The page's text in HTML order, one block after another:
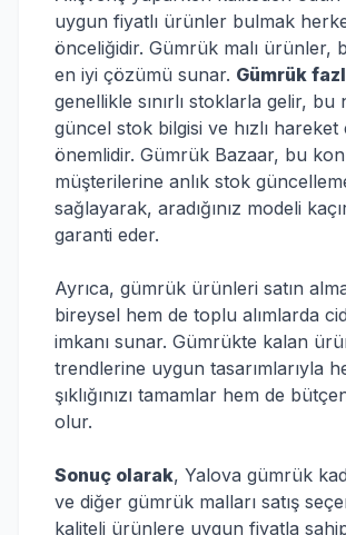
uygun fiyatlı ürünler bulmak
önceliğidir. Gümrük malı ürünler,
en iyi çözümü sunar. Gümrük
genellikle sınırlı stoklarla gelir, bu
güncel stok bilgisi ve hızlı hareket
önemlidir. Gümrük Bazaar, bu
müşterilerine anlık stok
sağlayarak, aradığınız modeli
garanti eder.
Ayrıca, gümrük ürünleri satın
bireysel hem de toplu alımlarda
imkanı sunar. Gümrükte kalan
trendlerine uygun tasarımlarıyla
şıklığınızı tamamlar hem de
olur.
Sonuç olarak, Yalova gümrük
ve diğer gümrük malları satış
kaliteli ürünlere uygun fiyatla